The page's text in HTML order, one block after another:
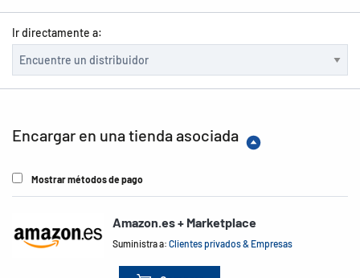
Ir directamente a:
Encargar en una tienda asociada
Mostrar métodos de pago
Amazon.es + Marketplace
Suministra a:Clientes privados & Empresas